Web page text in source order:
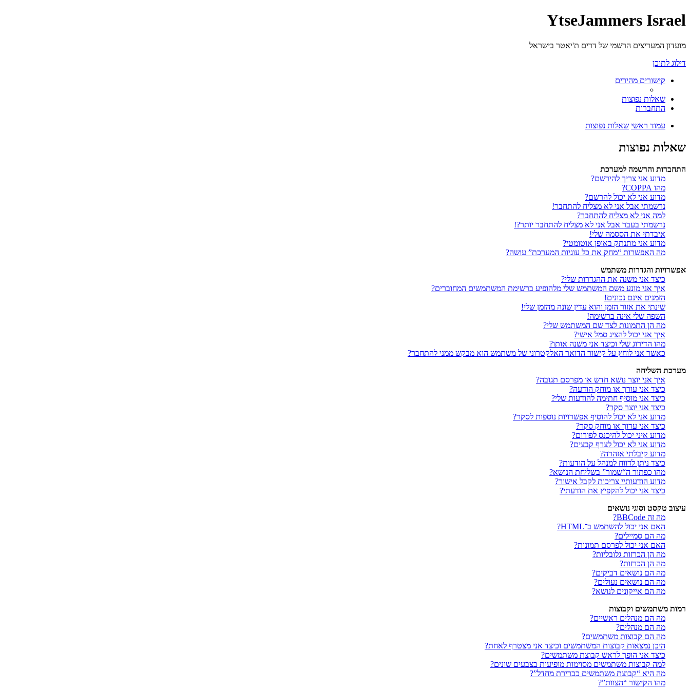
YtseJammers Israel
מועדון המעריצים הרשמי של דרים ת'יאטר בישראל
דילוג לתוכן
קישורים מהירים
שאלות נפוצות
התחברות
עמוד ראשי שאלות נפוצות
שאלות נפוצות
התחברות והרשמה למערכת
מדוע אני צריך להירשם?
מהו COPPA?
מדוע אני לא יכול להרשם?
נרשמתי אבל אני לא מצליח להתחבר!
למה אני לא מצליח להתחבר?
נרשמתי בעבר אבל אני לא מצליח להתחבר יותר?!
איבדתי את הססמה שלי!
מדוע אני מתנתק באופן אוטומטי?
מה האפשרות “מחק את כל עוגיות המערכת” עושה?
אפשרויות והגדרות משתמש
כיצד אני משנה את ההגדרות שלי?
איך אני מונע משם המשתמש שלי מלהופיע ברשימת המשתמשים המחוברים?
הזמנים אינם נכונים!
שינתי את אזור הזמן והוא עדין שונה מהזמן שלי!
השפה שלי אינה ברשימה!
מה הן התמונות לצד שם המשתמש שלי?
איך אני יכול להציג סמל אישי?
מהו הדירוג שלי וכיצד אני משנה אותו?
כאשר אני לוחץ על קישור הדואר האלקטרוני של משתמש הוא מבקש ממני להתחבר?
מערכת השליחה
איך אני יוצר נושא חדש או מפרסם תגובה?
כיצד אני עורך או מוחק הודעה?
כיצד אני מוסיף חתימה להודעות שלי?
כיצד אני יוצר סקר?
מדוע אני לא יכול להוסיף אפשרויות נוספות לסקר?
כיצד אני ערוך או מוחק סקר?
מדוע איני יכול להיכנס לפורום?
מדוע אני לא יכול לצרף קבצים?
מדוע קיבלתי אזהרה?
כיצד ניתן לדווח למנהל על הודעות?
מהו כפתור ה“שמור” בשליחת הנושא?
מדוע הודעותיי צריכות לקבל אישור?
כיצד אני יכול להקפיץ את הודעתי?
עיצוב טקסט וסוגי נושאים
מה זה BBCode?
האם אני יכול להשתמש ב־HTML?
מה הם סמיילים?
האם אני יכול לפרסם תמונות?
מה הן הכרזות גלובליות?
מה הן הכרזות?
מה הם נושאים דביקים?
מה הם נושאים נעולים?
מה הם אייקונים לנושא?
רמות משתמשים וקבוצות
מה הם מנהלים ראשיים?
מה הם מנהלים?
מה הם קבוצות משתמשים?
היכן נמצאות קבוצות המשתמשים וכיצד אני מצטרף לאחת?
כיצד אני הופך לראש קבוצת משתמשים?
למה קבוצות משתמשים מסוימות מופיעות בצבעים שונים?
מה היא “קבוצת משתמשים כברירת מחדל”?
מהו הקישור “הצוות”?